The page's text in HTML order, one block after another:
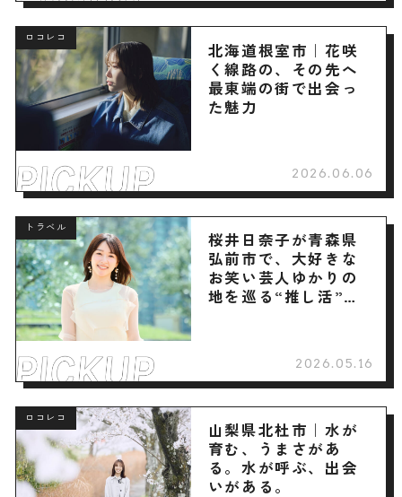
ロコレコ
北海道根室市｜花咲
く線路の、その先へ
最東端の街で出会っ
た魅力
2026.06.06
トラベル
桜井日奈子が青森県
弘前市で、大好きな
お笑い芸人ゆかりの
地を巡る“推し活”旅
2026.05.16
ロコレコ
山梨県北杜市｜水が
育む、うまさがあ
る。水が呼ぶ、出会
いがある。